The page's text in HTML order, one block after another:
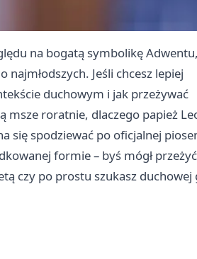
na bogatą symbolikę
Jeśli chcesz lepiej
duchowym i jak przeżywać
msze roratnie, dlaczego papież
się spodziewać po oficjalnej
formie – byś mógł
czy po prostu szukasz duchowej